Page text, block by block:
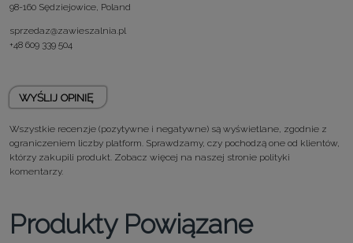
98-160 Sędziejowice, Poland
sprzedaz@zawieszalnia.pl
+48 609 339 504
WYŚLIJ OPINIĘ
Wszystkie recenzje (pozytywne i negatywne) są wyświetlane, zgodnie z
ograniczeniem liczby platform. Sprawdzamy, czy pochodzą one od klientów,
którzy zakupili produkt. Zobacz więcej na naszej stronie polityki
komentarzy.
Produkty Powiązane